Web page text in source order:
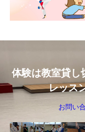
体験は教室貸し
レッス
お問い